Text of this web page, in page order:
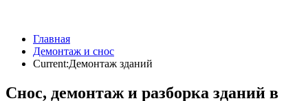
Главная
Демонтаж и снос
Current:Демонтаж зданий
Снос, демонтаж и разборка зданий в